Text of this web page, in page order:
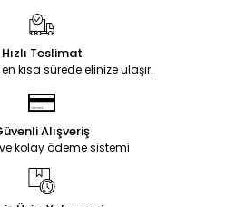
Hızlı Teslimat
kısa sürede elinize ulaşır.
Alışveriş
kolay ödeme sistemi